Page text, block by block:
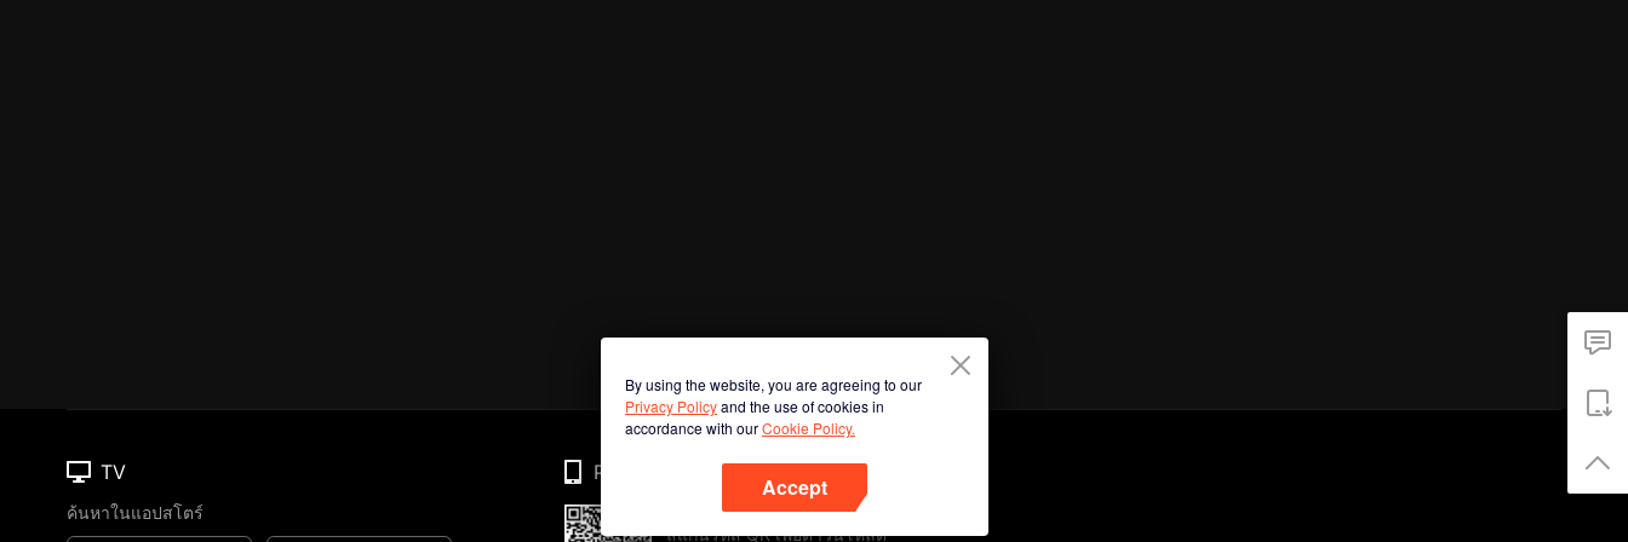
By using the website, you are agreeing to our
Privacy Policyand the use of cookies in
accordance with ourCookie Policy.
Accept
TV
ค้นหาในแอปสโตร์
Phone
สแกนรหัส QR เพื่อดาวน์โหลด